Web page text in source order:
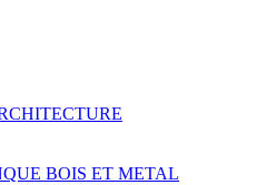
BOIS ET METAL